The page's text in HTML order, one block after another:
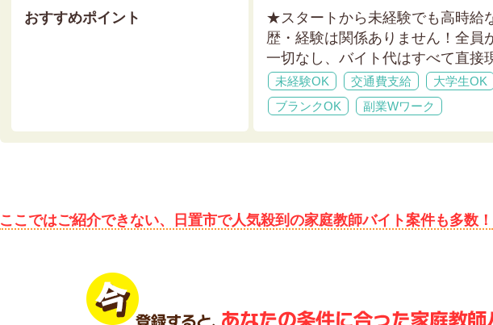
おすすめポイント
★スタートから未経験でも高時給
歴・経験は関係ありません！全員
一切なし、バイト代はすべて直接
未経験OK 交通費支給
大学生OK
ブランクOK
副業Wワーク
ここではご紹介できない、日置市で人気殺到の家庭教師バイト案件も多数！